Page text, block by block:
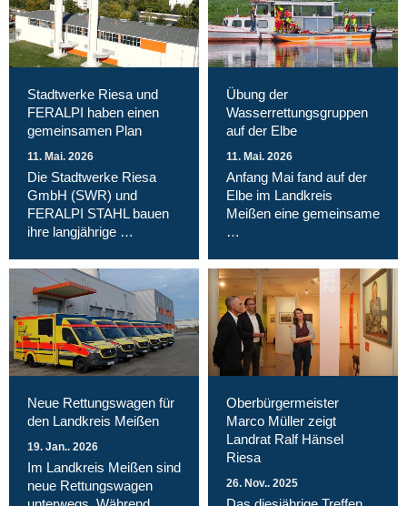
Stadtwerke Riesa und
FERALPI haben einen
gemeinsamen Plan
11. Mai. 2026
Die Stadtwerke Riesa
GmbH (SWR) und
FERALPI STAHL bauen
ihre langjährige …
Übung der
Wasserrettungsgruppen
auf der Elbe
11. Mai. 2026
Anfang Mai fand auf der
Elbe im Landkreis
Meißen eine gemeinsame
…
Neue Rettungswagen für
den Landkreis Meißen
19. Jan.. 2026
Im Landkreis Meißen sind
neue Rettungswagen
Oberbürgermeister
Marco Müller zeigt
Landrat Ralf Hänsel
Riesa
26. Nov.. 2025